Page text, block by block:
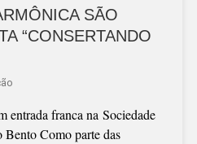
SÃO
“CONSERTANDO
entrada franca na Sociedade
Bento Como parte das